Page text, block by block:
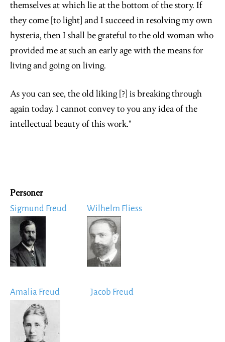
themselves at which lie at the bottom of the story. If
they come [to light] and I succeed in resolving my own
hysteria, then I shall be grateful to the old woman who
provided me at such an early age with the means for
living and going on living.
As you can see, the old liking [?] is breaking through
again today. I cannot convey to you any idea of the
intellectual beauty of this work."
Personer
Sigmund Freud
Image
Wilhelm Fliess
Image
Amalia Freud
Image
Jacob Freud